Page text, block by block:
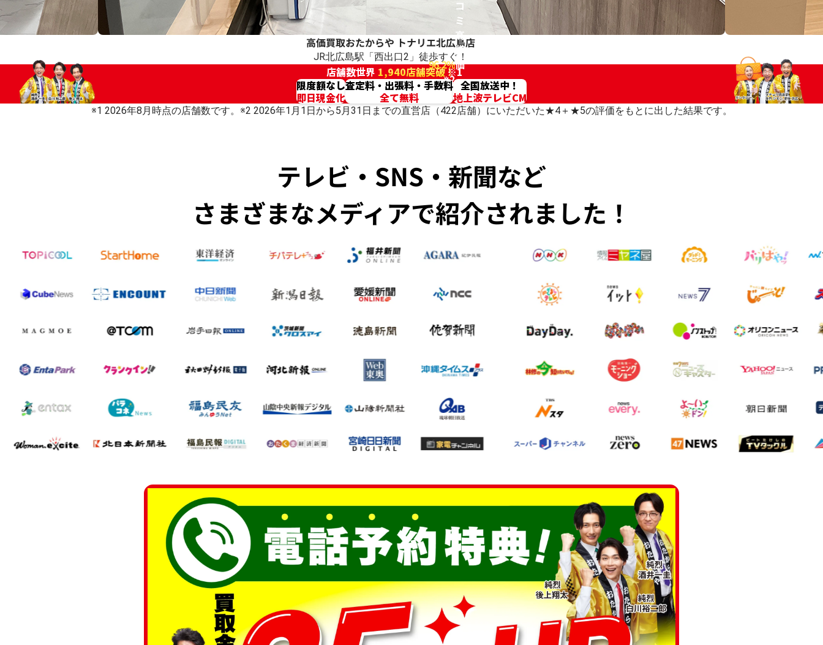
高価買取おたからや トナリエ北広島店
JR北広島駅「西出口2」徒歩すぐ！
店舗数世界 1,940店舗突破！※1
コ
ミ
高
評
価
96.2%
※2
限度額なし
即日現金化
査定料・出張料・手数料
全て無料
全国放送中！
地上波テレビCM
※1 2026年8月時点の店舗数です。 ※2 2026年1月1日から5月31日までの直営店（422店舗）にいただいた★4＋★5の評価をもとに出した結果です。
テレビ・SNS・新聞など
さまざまなメディアで紹介されました！